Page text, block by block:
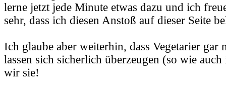
lerne jetzt jede Minute etwas dazu und ich
sehr, dass ich diesen Anstoß auf dieser Seite
Ich glaube aber weiterhin, dass Vegetarier gar
lassen sich sicherlich überzeugen (so wie
wir sie!